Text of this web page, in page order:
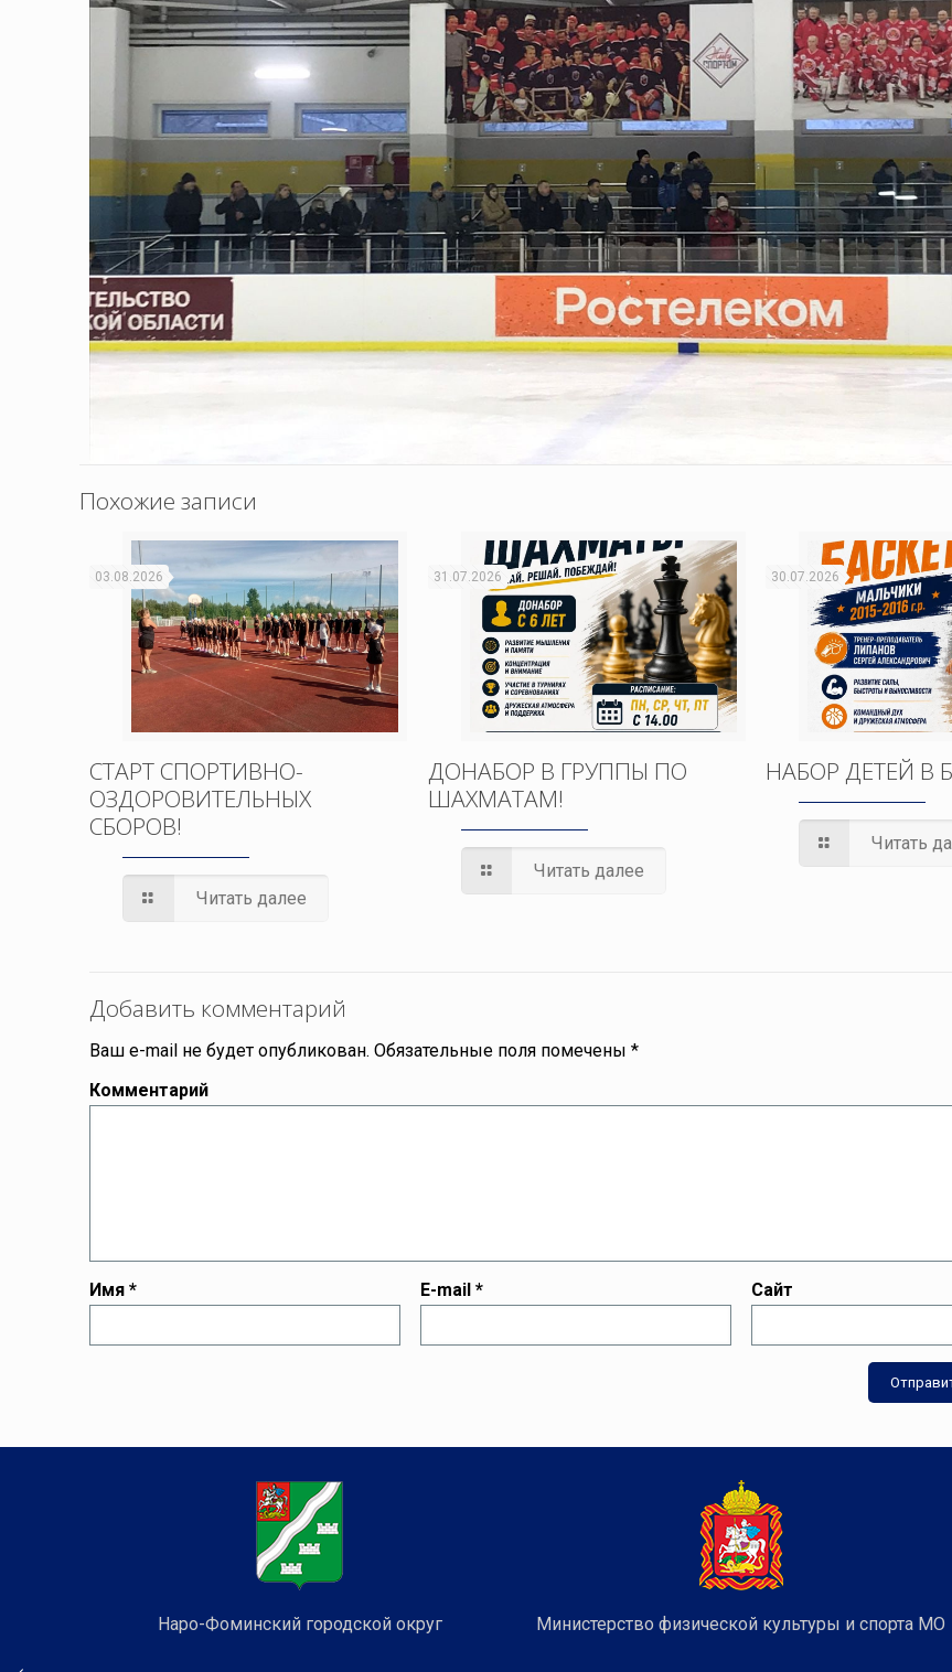
Похожие записи
03.08.2026
СТАРТ СПОРТИВНО-
ОЗДОРОВИТЕЛЬНЫХ
СБОРОВ!
Читать далее
31.07.2026
ДОНАБОР В ГРУППЫ ПО
ШАХМАТАМ!
Читать далее
30.07.2026
НАБОР ДЕТЕЙ В
Читать
Добавить комментарий
Ваш e-mail не будет опубликован. Обязательные поля помечены*
Комментарий
Имя* E-mail* Сайт
Наро-Фоминский городской округ Министерство физической культуры и спорта МО